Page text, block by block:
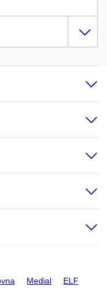
Medial ELF